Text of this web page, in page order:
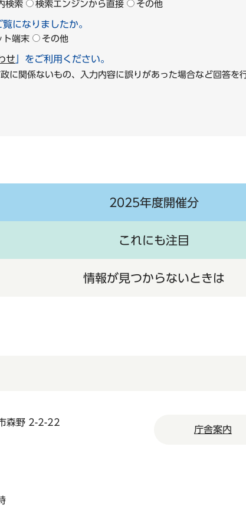
検索 検索エンジンから直接 その他
になりましたか。
ト端末 その他
せ 」をご利用ください。
政に関係ないもの、入力内容に誤りがあった場合など回
2025年度開催分
これにも注目
情報が見つからないときは
森野 2-2-22
庁舎案内